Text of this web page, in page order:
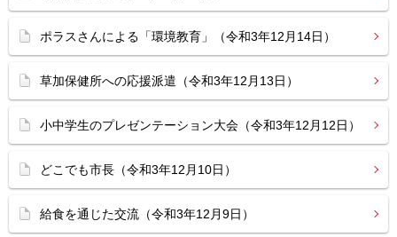
ポラスさんによる「環境教育」（令和3年12月14日）
草加保健所への応援派遣（令和3年12月13日）
小中学生のプレゼンテーション大会（令和3年12月12日）
どこでも市長（令和3年12月10日）
給食を通じた交流（令和3年12月9日）